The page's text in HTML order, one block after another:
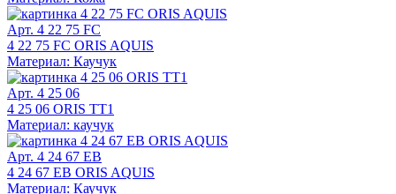
Арт. 4 22 75 FC
4 22 75 FC ORIS AQUIS
Материал: Каучук
Арт. 4 25 06
4 25 06 ORIS TT1
Материал: каучук
Арт. 4 24 67 EB
4 24 67 EB ORIS AQUIS
Материал: Каучук